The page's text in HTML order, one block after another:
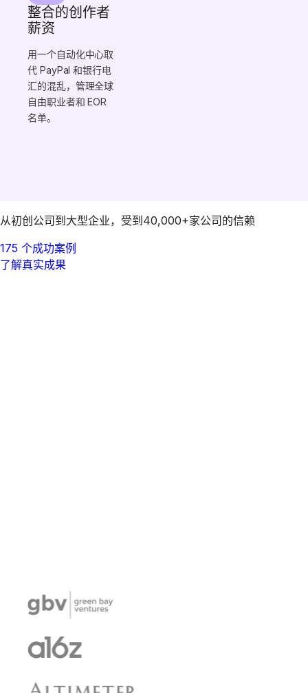
整合的创作者
薪资
用一个自动化中心取
代 PayPal 和银行电
汇的混乱，管理全球
自由职业者和 EOR
名单。
从初创公司到大型企业，受到40,000+家公司的信赖
175 个成功案例
了解真实成果